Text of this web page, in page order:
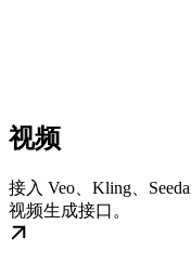
视频
接入 Veo、Kling、
视频生成接口。